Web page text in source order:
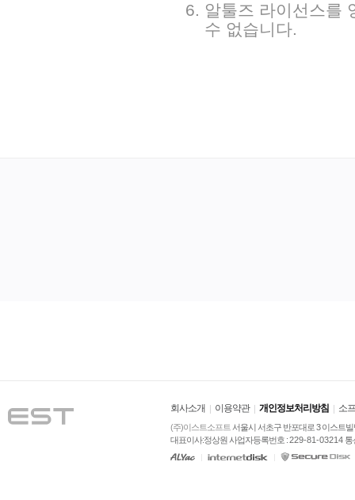
알툴즈 라이선스를
수 없습니다.
회사소개 이용약관 개인정보처리방침 소
(주)이스트소프트 서울시 서초구 반포대로 3 이스트빌
대표이사:정상원 사업자등록번호 : 229-81-03214 통